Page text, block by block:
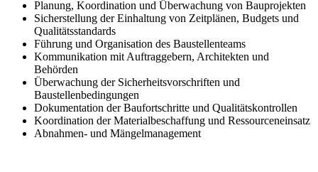
Planung, Koordination und Überwachung von Bauprojekten
Sicherstellung der Einhaltung von Zeitplänen, Budgets und
Qualitätsstandards
Führung und Organisation des Baustellenteams
Kommunikation mit Auftraggebern, Architekten und
Behörden
Überwachung der Sicherheitsvorschriften und
Baustellenbedingungen
Dokumentation der Baufortschritte und Qualitätskontrollen
Koordination der Materialbeschaffung und Ressourceneinsatz
Abnahmen- und Mängelmanagement